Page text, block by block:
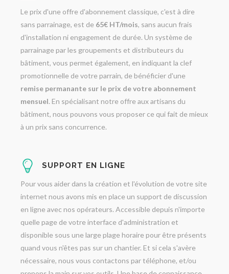
Le prix d'une offre d'abonnement classique, c'est à dire
sans parrainage, est de 65€ HT/mois, sans aucun frais
d'installation ni engagement de durée. Un système de
parrainage par les groupements et distributeurs du
bâtiment, vous permet également, en indiquant la clef
promotionnelle de votre parrain, de bénéficier d'une
remise permanante sur le prix de votre abonnement
mensuel. En spécialisant notre offre aux artisans du
bâtiment, nous pouvons vous proposer ce qui fait de mieux
à un prix sans concurrence.
SUPPORT EN LIGNE
Pour vous aider dans la création et l'évolution de votre site
internet nous avons mis en place un support de discussion
en ligne avec nos opérateurs. Accessible depuis n'importe
quelle page de votre interface d'administration et
disponible sous une large plage horaire pour être présents
quand vous n'êtes pas sur un chantier. Et si cela s'avère
nécessaire, nous vous contactons par téléphone, et/ou